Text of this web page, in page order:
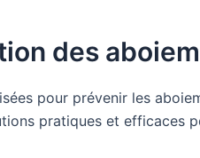
des
pour prévenir les
pratiques et efficaces